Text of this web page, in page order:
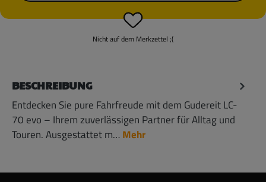
Nicht auf dem Merkzettel ;(
BESCHREIBUNG
Entdecken Sie pure Fahrfreude mit dem Gudereit LC-
70 evo – Ihrem zuverlässigen Partner für Alltag und
Touren. Ausgestattet m… Mehr